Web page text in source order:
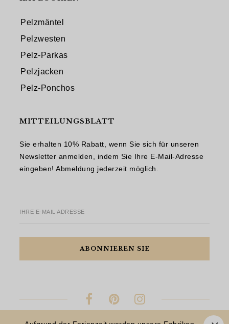
Pelzmäntel
Pelzwesten
Pelz-Parkas
Pelzjacken
Pelz-Ponchos
MITTEILUNGSBLATT
Sie erhalten 10% Rabatt, wenn Sie sich für unseren
Newsletter anmelden, indem Sie Ihre E-Mail-Adresse
eingeben! Abmeldung jederzeit möglich.
IHRE E-MAIL ADRESSE